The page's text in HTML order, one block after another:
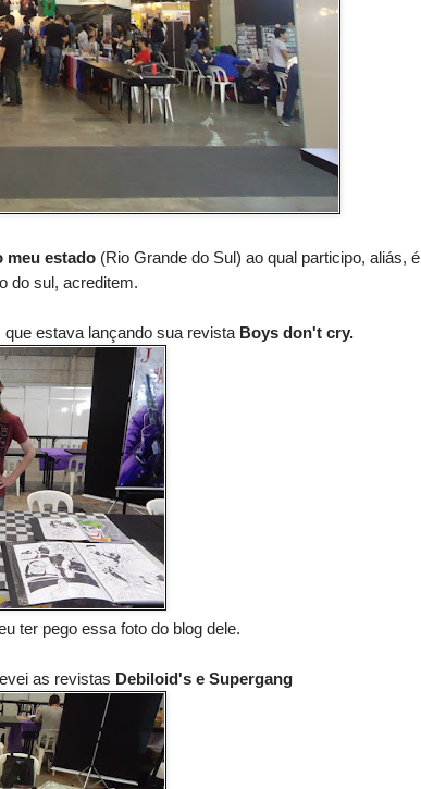
meu estado(Rio Grande do Sul) ao qual participo, aliás, é
do sul, acreditem.
que estava lançando sua revista Boys don't cry.
ter pego essa foto do blog dele.
as revistas Debiloid's e Supergang